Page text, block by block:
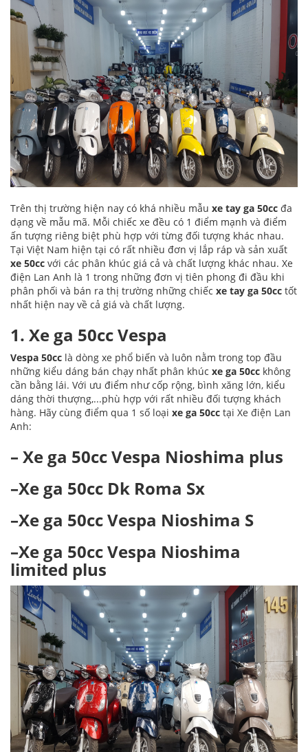
Trên thị trường hiện nay có khá nhiều mẫu xe tay ga 50cc đa
dạng về mẫu mã. Mỗi chiếc xe đều có 1 điểm mạnh và điểm
ấn tượng riêng biệt phù hợp với từng đối tượng khác nhau.
Tại Việt Nam hiện tại có rất nhiều đơn vị lắp ráp và sản xuất
xe 50cc với các phân khúc giá cả và chất lượng khác nhau. Xe
điện Lan Anh là 1 trong những đơn vị tiên phong đi đầu khi
phân phối và bán ra thị trường những chiếc xe tay ga 50cc tốt
nhất hiện nay về cả giá và chất lượng.
1. Xe ga 50cc Vespa
Vespa 50cc là dòng xe phổ biến và luôn nằm trong top đầu
những kiểu dáng bán chạy nhất phân khúc xe ga 50cc không
cần bằng lái. Với ưu điểm như cốp rộng, bình xăng lớn, kiểu
dáng thời thượng,...phù hợp với rất nhiều đối tượng khách
hàng. Hãy cùng điểm qua 1 số loại xe ga 50cc tại Xe điện Lan
Anh:
– Xe ga 50cc Vespa Nioshima plus
–Xe ga 50cc Dk Roma Sx
–Xe ga 50cc Vespa Nioshima S
–Xe ga 50cc Vespa Nioshima
limited plus